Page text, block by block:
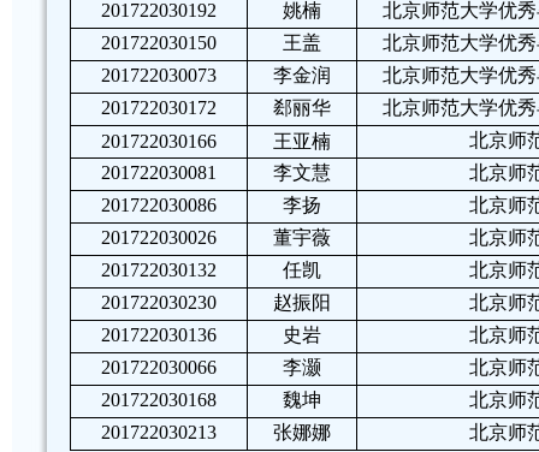
201722030192
姚楠
北京师范大学优
201722030150
王盖
北京师范大学优
201722030073
李金润
北京师范大学优
201722030172
郄丽华
北京师范大学优
201722030166
王亚楠
北京师
201722030081
李文慧
北京师
201722030086
李扬
北京师
201722030026
董宇薇
北京师
201722030132
任凯
北京师
201722030230
赵振阳
北京师
201722030136
史岩
北京师
201722030066
李灏
北京师
201722030168
魏坤
北京师
201722030213
张娜娜 北京师